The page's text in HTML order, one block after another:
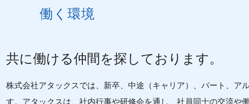
働く環境
共に働ける仲間を探しております。
株式会社アタックスでは、新卒、中途（キャリア）、パート、ア
す。アタックスは、社内行事や研修会を通し、社員同士の交流や